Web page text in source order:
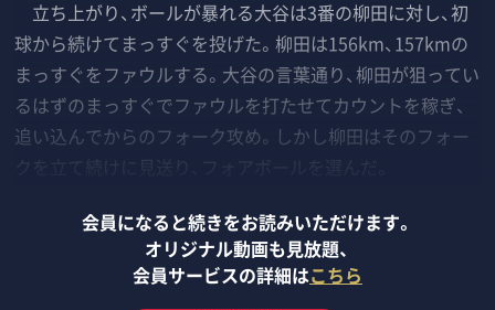
立ち上がり、ボールが暴れる大谷は3番の柳田に対し、初
球から続けてまっすぐを投げた。柳田は156km、157kmの
まっすぐをファウルする。大谷の言葉通り、柳田が狙ってい
るはずのまっすぐでファウルを打たせてカウントを稼ぎ、
追い込んでからのフォーク攻め。しかし柳田はそのフォー
会員になると続きをお読みいただけます。
オリジナル動画も見放題、
会員サービスの詳細はこちら